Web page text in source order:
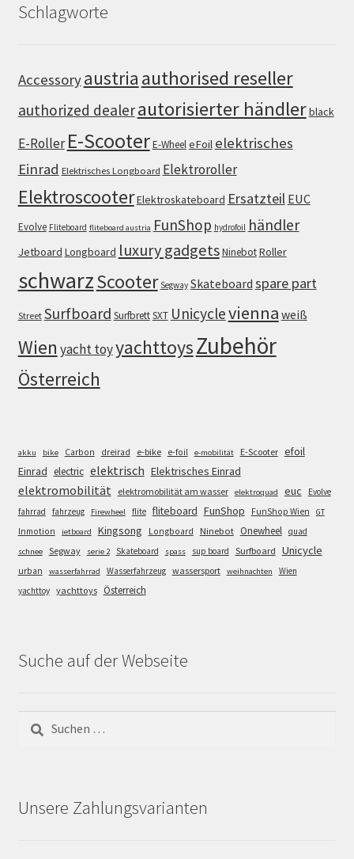
Schlagworte
Accessoryaustria authorised reseller
authorized dealerautorisierter händlerblack
E-Roller E-ScooterE-WheeleFoil elektrisches
Einrad Elektrisches Longboard Elektroroller
ElektroscooterElektroskateboard Ersatzteil EUC
Evolve Fliteboard fliteboard austria FunShop hydrofoil händler
Jetboard Longboard luxury gadgetsNinebotRoller
schwarzScooter Segway Skateboard spare part
Street Surfboard SurfbrettSXT Unicyclevienna weiß
Wien yacht toyyachttoysZubehör
Österreich
akku bike Carbon dreirad e-bike e-foil e-mobilität E-Scooter efoil
Einrad electric elektrisch Elektrisches Einrad
elektromobilität elektromobilität am wasser elektroquad euc
Evolve
fahrrad
fahrzeug Firewheel flite fliteboard FunShop FunShop Wien GT
Inmotion jetboard Kingsong Longboard Ninebot Onewheel quad
schnee Segway serie 2 Skateboard spass sup board Surfboard Unicycle
urban wasserfahrrad Wasserfahrzeug wassersport weihnachten
Wien
yachttoy yachttoys Österreich
Suche auf der Webseite
Suchen
nach:
Unsere Zahlungsvarianten